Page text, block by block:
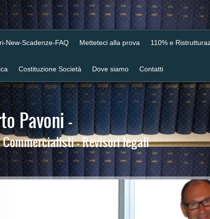
New-Scadenze-FAQ Metteteci alla prova 110% e
Costituzione Società Dove siamo Contatti
Pavoni -
- Revisori legali